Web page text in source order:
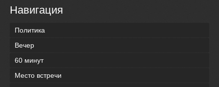
Навигация
Политика
Вечер
60 минут
Место встречи